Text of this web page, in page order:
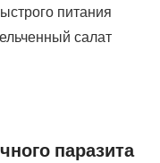
питания
салат
паразита